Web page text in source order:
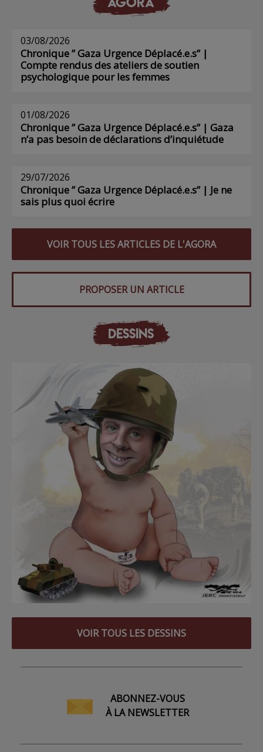
03/08/2026
Chronique ” Gaza Urgence Déplacé.e.s” |
Compte rendus des ateliers de soutien
psychologique pour les femmes
01/08/2026
Chronique ” Gaza Urgence Déplacé.e.s” | Gaza
n’a pas besoin de déclarations d’inquiétude
29/07/2026
Chronique ” Gaza Urgence Déplacé.e.s” | Je ne
sais plus quoi écrire
VOIR TOUS LES ARTICLES DE L'AGORA
PROPOSER UN ARTICLE
DESSINS
VOIR TOUS LES DESSINS
ABONNEZ-VOUS
À LA NEWSLETTER